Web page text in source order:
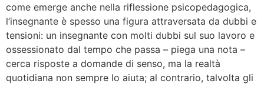
come emerge anche nella riflessione psicopedagogica,
l’insegnante è spesso una figura attraversata da dubbi e
tensioni: un insegnante con molti dubbi sul suo lavoro e
ossessionato dal tempo che passa – piega una nota –
cerca risposte a domande di senso, ma la realtà
quotidiana non sempre lo aiuta; al contrario, talvolta gli